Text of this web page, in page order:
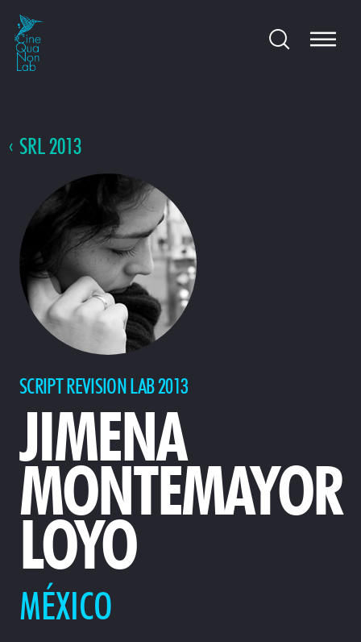
SRL 2013
SCRIPT REVISION LAB 2013
JIMENA
MONTEMAYOR
LOYO
MÉXICO